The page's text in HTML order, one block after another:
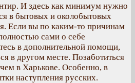
И здесь как минимум нужно
в бытовых и околобытовых
Если вы по каким-то причинам
сами о себе
в дополнительной помощи,
в другом месте. Позаботиться
в Харькове. Особенно, в
наступления русских.